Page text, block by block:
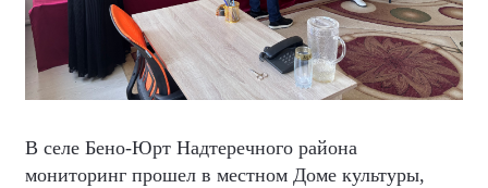
В селе Бено-Юрт Надтеречного района
мониторинг прошел в местном Доме культуры,